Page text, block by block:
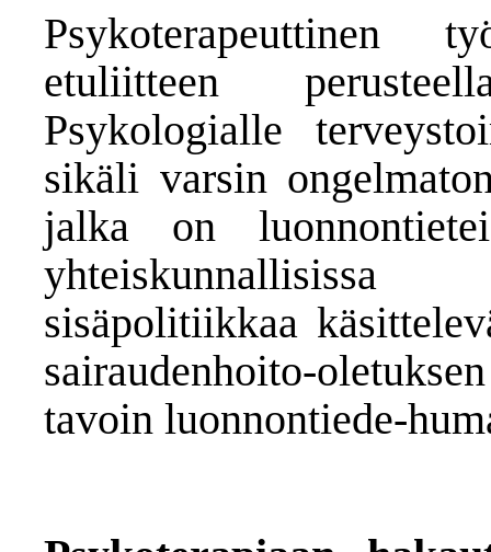
Psykoterapeuttinen
etuliitteen
Psykologialle
sikäli varsin
jalka on
sisäpolitiikkaa
sairaudenhoito-
tavoin luonnontiede-